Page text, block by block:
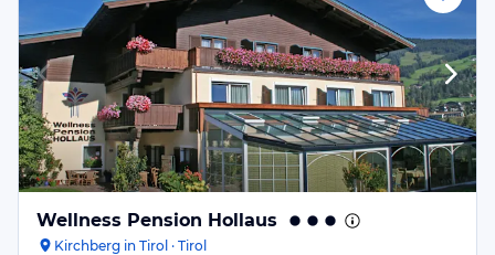
Wellness Pension Hollaus
Kirchberg in Tirol · Tirol